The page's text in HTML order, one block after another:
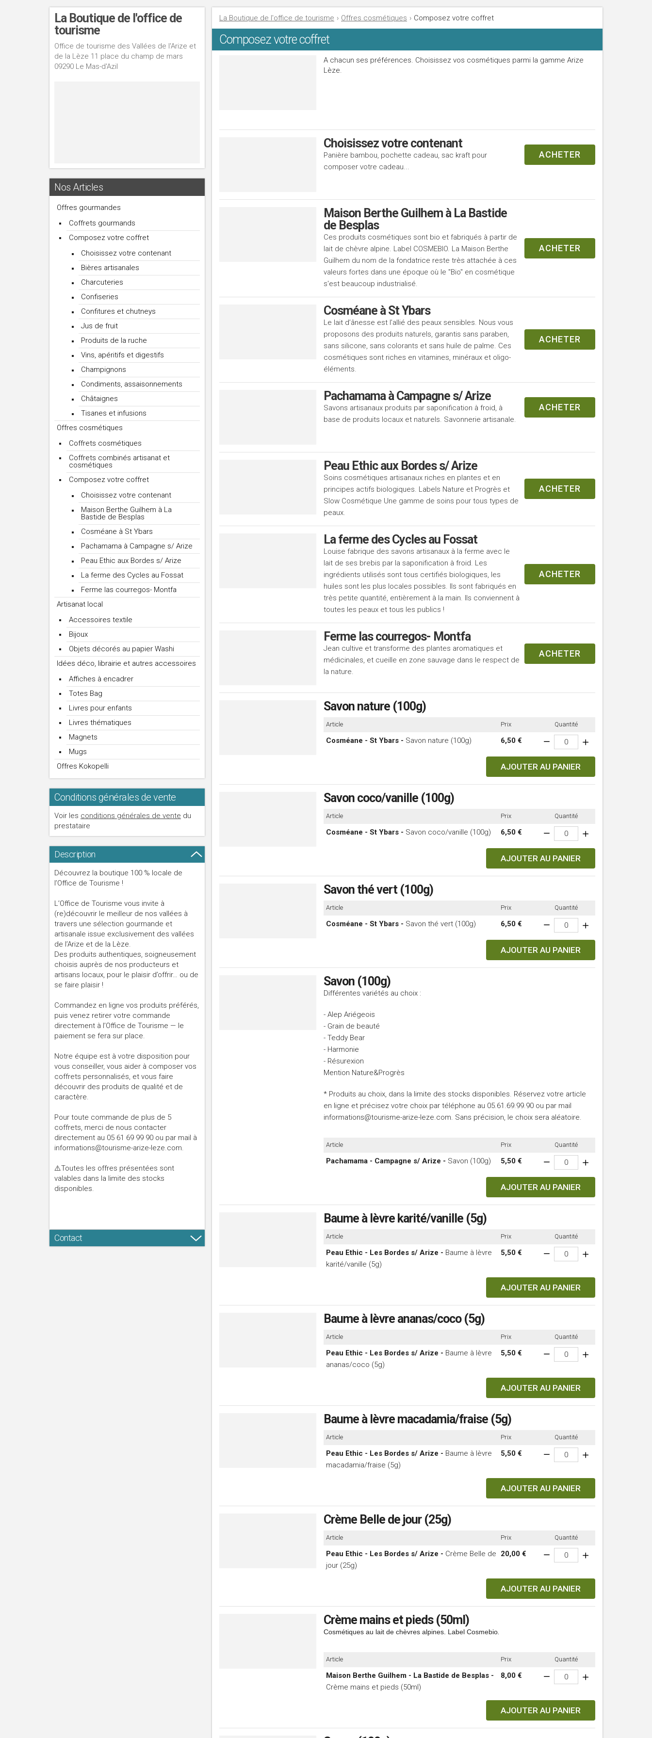
La Boutique de l'office de
tourisme
Office de tourisme des Vallées de l'Arize et
de la Lèze 11 place du champ de mars
09290 Le Mas-d'Azil
Nos Articles
Offres gourmandes
Coffrets gourmands
Composez votre coffret
Choisissez votre contenant
Bières artisanales
Charcuteries
Confiseries
Confitures et chutneys
Jus de fruit
Produits de la ruche
Vins, apéritifs et digestifs
Champignons
Condiments, assaisonnements
Châtaignes
Tisanes et infusions
Offres cosmétiques
Coffrets cosmétiques
Coffrets combinés artisanat et
cosmétiques
Composez votre coffret
Choisissez votre contenant
Maison Berthe Guilhem à La
Bastide de Besplas
Cosméane à St Ybars
Pachamama à Campagne s/ Arize
Peau Ethic aux Bordes s/ Arize
La ferme des Cycles au Fossat
Ferme las courregos- Montfa
Artisanat local
Accessoires textile
Bijoux
Objets décorés au papier Washi
Idées déco, librairie et autres accessoires
Affiches à encadrer
Totes Bag
Livres pour enfants
Livres thématiques
Magnets
Mugs
Offres Kokopelli
Conditions générales de vente
Voir les conditions générales de vente du
prestataire
Description
Découvrez la boutique 100 % locale de
l’Office de Tourisme !
L’Office de Tourisme vous invite à
(re)découvrir le meilleur de nos vallées à
travers une sélection gourmande et
artisanale issue exclusivement des vallées
de l’Arize et de la Lèze.
Des produits authentiques, soigneusement
choisis auprès de nos producteurs et
artisans locaux, pour le plaisir d’offrir… ou de
se faire plaisir !
Commandez en ligne vos produits préférés,
puis venez retirer votre commande
directement à l’Office de Tourisme — le
paiement se fera sur place.
Notre équipe est à votre disposition pour
vous conseiller, vous aider à composer vos
coffrets personnalisés, et vous faire
découvrir des produits de qualité et de
caractère.
Pour toute commande de plus de 5
coffrets, merci de nous contacter
directement au 05 61 69 99 90 ou par mail à
informations@tourisme-arize-leze.com.
⚠️Toutes les offres présentées sont
valables dans la limite des stocks
disponibles.
Contact
La Boutique de l'office de tourisme › Offres cosmétiques › Composez votre coffret
Composez votre coffret
A chacun ses préférences. Choisissez vos cosmétiques parmi la gamme Arize
Lèze.
Choisissez votre contenant
Panière bambou, pochette cadeau, sac kraft pour
composer votre cadeau...
ACHETER
Maison Berthe Guilhem à La Bastide
de Besplas
Ces produits cosmétiques sont bio et fabriqués à partir de
lait de chèvre alpine. Label COSMEBIO. La Maison Berthe
Guilhem du nom de la fondatrice reste très attachée à ces
valeurs fortes dans une époque où le "Bio" en cosmétique
s'est beaucoup industrialisé.
ACHETER
Cosméane à St Ybars
Le lait d’ânesse est l’allié des peaux sensibles. Nous vous
proposons des produits naturels, garantis sans paraben,
sans silicone, sans colorants et sans huile de palme. Ces
cosmétiques sont riches en vitamines, minéraux et oligo-
éléments.
ACHETER
Pachamama à Campagne s/ Arize
Savons artisanaux produits par saponification à froid, à
base de produits locaux et naturels. Savonnerie artisanale.
ACHETER
Peau Ethic aux Bordes s/ Arize
Soins cosmétiques artisanaux riches en plantes et en
principes actifs biologiques. Labels Nature et Progrès et
Slow Cosmétique Une gamme de soins pour tous types de
peaux.
ACHETER
La ferme des Cycles au Fossat
Louise fabrique des savons artisanaux à la ferme avec le
lait de ses brebis par la saponification à froid. Les
ingrédients utilisés sont tous certifiés biologiques, les
huiles sont les plus locales possibles. Ils sont fabriqués en
très petite quantité, entièrement à la main. Ils conviennent à
toutes les peaux et tous les publics !
ACHETER
Ferme las courregos- Montfa
Jean cultive et transforme des plantes aromatiques et
médicinales, et cueille en zone sauvage dans le respect de
la nature.
ACHETER
Savon nature (100g)
Article Prix Quantité
Cosméane - St Ybars - Savon nature (100g) 6,50 €
AJOUTER AU PANIER
Savon coco/vanille (100g)
Article Prix Quantité
Cosméane - St Ybars - Savon coco/vanille (100g) 6,50 €
AJOUTER AU PANIER
Savon thé vert (100g)
Article Prix Quantité
Cosméane - St Ybars - Savon thé vert (100g) 6,50 €
AJOUTER AU PANIER
Savon (100g)
Différentes variétés au choix :
- Alep Ariégeois
- Grain de beauté
- Teddy Bear
- Harmonie
- Résurexion
Mention Nature&Progrès
* Produits au choix, dans la limite des stocks disponibles. Réservez votre article
en ligne et précisez votre choix par téléphone au 05.61.69.99.90 ou par mail
informations@tourisme-arize-leze.com. Sans précision, le choix sera aléatoire.
Article Prix Quantité
Pachamama - Campagne s/ Arize - Savon (100g) 5,50 €
AJOUTER AU PANIER
Baume à lèvre karité/vanille (5g)
Article Prix Quantité
Peau Ethic - Les Bordes s/ Arize - Baume à lèvre
karité/vanille (5g)
5,50 €
AJOUTER AU PANIER
Baume à lèvre ananas/coco (5g)
Article Prix Quantité
Peau Ethic - Les Bordes s/ Arize - Baume à lèvre
ananas/coco (5g)
5,50 €
AJOUTER AU PANIER
Baume à lèvre macadamia/fraise (5g)
Article Prix Quantité
Peau Ethic - Les Bordes s/ Arize - Baume à lèvre
macadamia/fraise (5g)
5,50 €
AJOUTER AU PANIER
Crème Belle de jour (25g)
Article Prix Quantité
Peau Ethic - Les Bordes s/ Arize - Crème Belle de
jour (25g)
20,00 €
AJOUTER AU PANIER
Crème mains et pieds (50ml)
Cosmétiques au lait de chèvres alpines. Label Cosmebio
Article Prix Quantité
Maison Berthe Guilhem - La Bastide de Besplas -
Crème mains et pieds (50ml)
8,00 €
AJOUTER AU PANIER